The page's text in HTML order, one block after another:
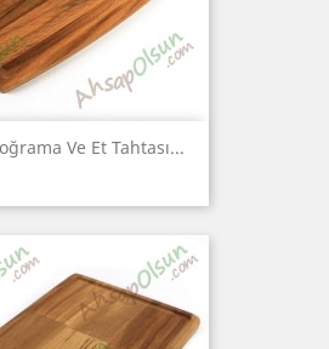
Ve Et Tahtası...